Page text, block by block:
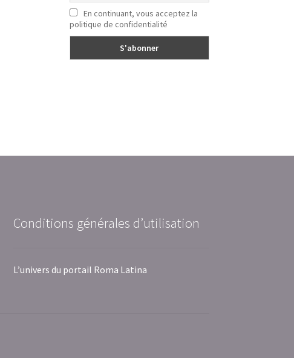
En continuant, vous acceptez la
politique de confidentialité
Conditions générales d’utilisation
L’univers du portail Roma Latina